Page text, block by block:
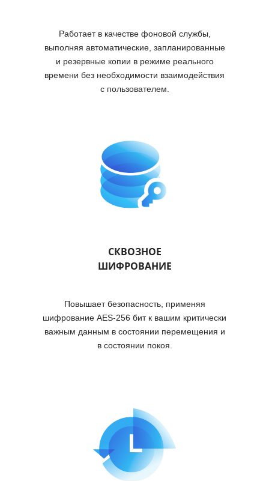
Работает в качестве фоновой службы,
выполняя автоматические, запланированные
и резервные копии в режиме реального
времени без необходимости взаимодействия
с пользователем.
СКВОЗНОЕ
ШИФРОВАНИЕ
Повышает безопасность, применяя
шифрование AES-256 бит к вашим критически
важным данным в состоянии перемещения и
в состоянии покоя.